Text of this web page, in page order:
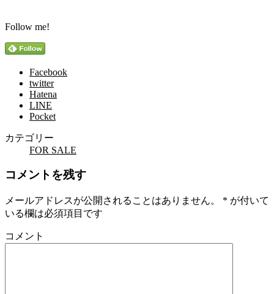
Follow me!
Facebook
twitter
Hatena
LINE
Pocket
カテゴリー
FOR SALE
コメントを残す
メールアドレスが公開されることはありません。 * が付いて
いる欄は必須項目です
コメント